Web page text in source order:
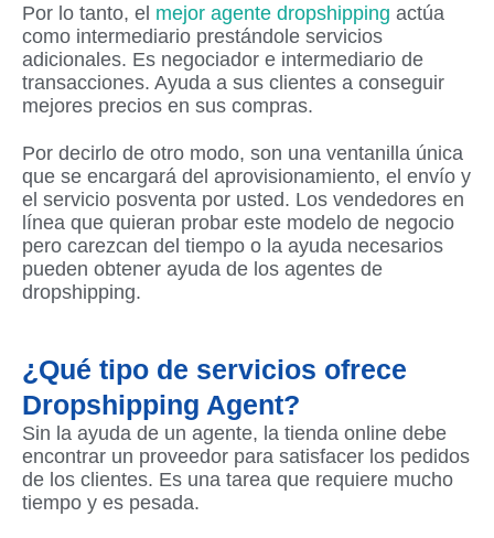
Por lo tanto, el mejor agente dropshipping actúa
como intermediario prestándole servicios
adicionales. Es negociador e intermediario de
transacciones. Ayuda a sus clientes a conseguir
mejores precios en sus compras.
Por decirlo de otro modo, son una ventanilla única
que se encargará del aprovisionamiento, el envío y
el servicio posventa por usted. Los vendedores en
línea que quieran probar este modelo de negocio
pero carezcan del tiempo o la ayuda necesarios
pueden obtener ayuda de los agentes de
dropshipping.
¿Qué tipo de servicios ofrece
Dropshipping Agent?
Sin la ayuda de un agente, la tienda online debe
encontrar un proveedor para satisfacer los pedidos
de los clientes. Es una tarea que requiere mucho
tiempo y es pesada.